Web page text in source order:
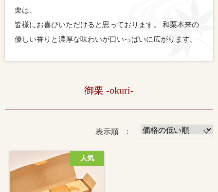
栗は、
皆様にお喜びいただけると思っております。
和栗本来の
優しい香りと濃厚な味わいが口いっぱいに広がります。
御栗 -okuri-
表示順 :